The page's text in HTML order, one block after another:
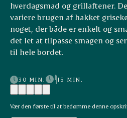
hverdagsmad og grillaftener.
variere brugen af hakket
noget, der både er enkelt og
det let at tilpasse smagen og
til hele bordet.
30 MIN. 15 MIN.
Vær den første til at bedømme denne